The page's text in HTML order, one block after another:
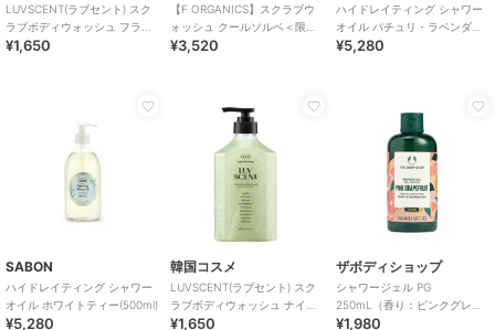
LUVSCENT(ラブセント) スク
ラブボディウォッシュ フラワ
ーマーケット ホワイトチュー
¥1,650
【F ORGANICS】スクラブウ
ォッシュ クールソルベ＜限定
＞
¥3,520
ハイドレイティング シャワー
オイル パチュリ・ラベンダ
ー・バニラ(500ml)
¥5,280
SABON
ハイドレイティング シャワー
オイル ホワイトティー(500ml)
¥5,280
韓国コスメ
LUVSCENT(ラブセント) スク
ラブボディウォッシュ ナイト
ブルーミング ジャスミン
¥1,650
ザボディショップ
シャワージェル PG
250mL（香り：ピンクグレー
プフルーツ）
¥1,980